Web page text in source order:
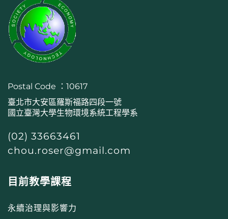
Postal Code ：10617
臺北市大安區羅斯福路四段一號
國立臺灣大學生物環境系統工程學系
(02) 33663461
chou.roser@gmail.com
目前教學課程
永續治理與影響力